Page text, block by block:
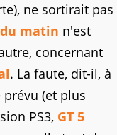
ne sortirait pas
matin n'est
concernant
. La faute, dit-il, à
(et plus
PS3, GT 5